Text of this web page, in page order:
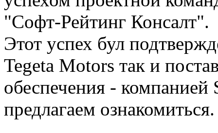
"Софт-Рейтинг Консалт".
Этот успех бул
Tegeta Motors так и
обеспечения - компанией
предлагаем ознакомиться.